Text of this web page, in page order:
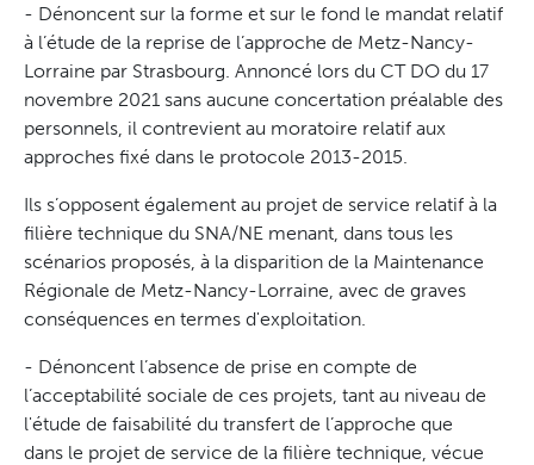
- Dénoncent sur la forme et sur le fond le mandat relatif
à l’étude de la reprise de l’approche de Metz-Nancy-
Lorraine par Strasbourg. Annoncé lors du CT DO du 17
novembre 2021 sans aucune concertation préalable des
personnels, il contrevient au moratoire relatif aux
approches fixé dans le protocole 2013-2015.
Ils s’opposent également au projet de service relatif à la
filière technique du SNA/NE menant, dans tous les
scénarios proposés, à la disparition de la Maintenance
Régionale de Metz-Nancy-Lorraine, avec de graves
conséquences en termes d'exploitation.
- Dénoncent l’absence de prise en compte de
l’acceptabilité sociale de ces projets, tant au niveau de
l'étude de faisabilité du transfert de l’approche que
dans le projet de service de la filière technique, vécue